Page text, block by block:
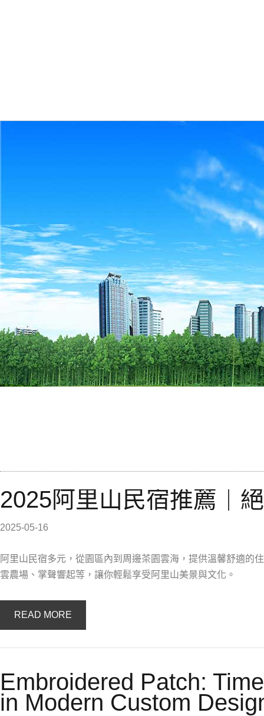
2025阿里山民宿推薦｜
2025-05-16
阿里山民宿多元，從園區內到周邊茶園雲海，提供溫馨舒適的
雲農場、掌聲響起等，讓你輕鬆享受阿里山美景與文化。
READ MORE
Embroidered Patch:
in Modern Custom